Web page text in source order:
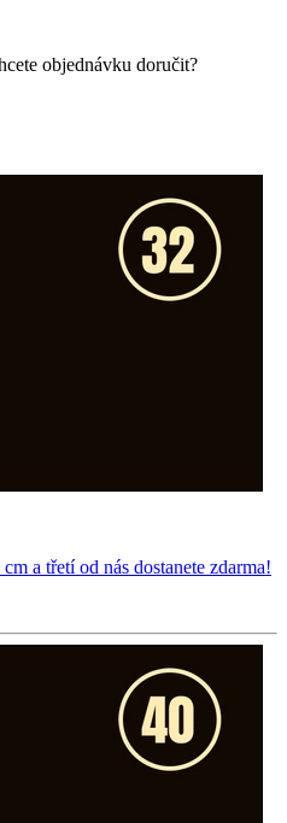
objednávku doručit?
a třetí od nás dostanete zdarma!